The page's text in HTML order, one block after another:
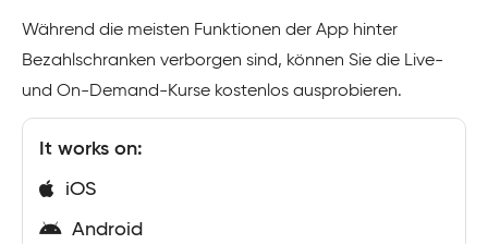
Während die meisten Funktionen der App hinter
Bezahlschranken verborgen sind, können Sie die Live-
und On-Demand-Kurse kostenlos ausprobieren.
It works on:
iOS
Android